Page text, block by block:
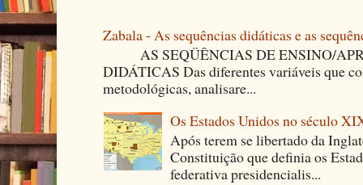
Zabala - As sequências didáticas e as
AS SEQÜÊNCIAS DE ENSINO/
DIDÁTICAS Das diferentes variáveis que
metodológicas, analisare...
Os Estados Unidos no século
Após terem se libertado da
Constituição que definia os
federativa presidencialis...